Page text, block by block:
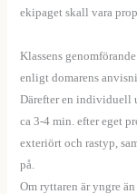
ekipaget skall vara
Klassens
enligt domarens
Därefter en individuell
ca 3-4 min. efter eget
exteriört och rastyp,
på.
Om ryttaren är yngre